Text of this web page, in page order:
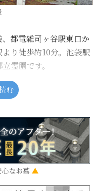
都電雑司ヶ谷駅東口か
り徒歩約10分。池袋駅
霊園です。
はじめ、著名人の墓所
参りに訪れる人気の霊
む
なお墓 ▲